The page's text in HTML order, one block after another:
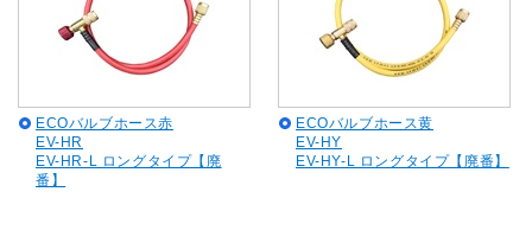
ECOバルブホース赤
EV-HR
EV-HR-L ロングタイプ【廃
番】
ECOバルブホース黄
EV-HY
EV-HY-L ロングタイプ【廃番】